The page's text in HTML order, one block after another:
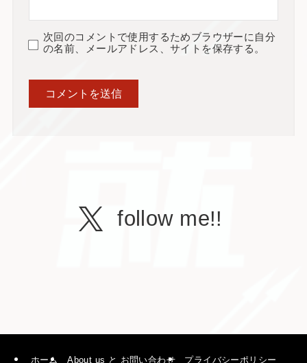
次回のコメントで使用するためブラウザーに自分
の名前、メールアドレス、サイトを保存する。
follow me!!
ホーム About us と お問い合わせ プライバシーポリシー